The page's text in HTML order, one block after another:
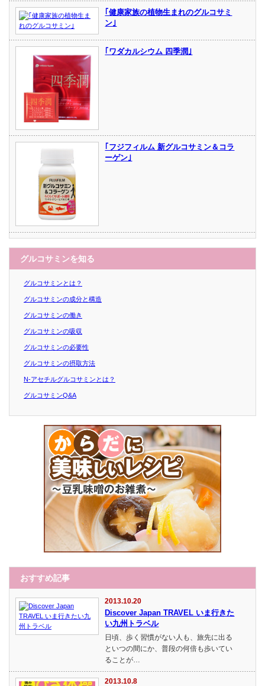
｢健康家族の植物生まれのグルコサミ
ン｣
｢ワダカルシウム 四季潤｣
｢フジフィルム 新グルコサミン＆コラ
ーゲン｣
グルコサミンを知る
グルコサミンとは？
グルコサミンの成分と構造
グルコサミンの働き
グルコサミンの吸収
グルコサミンの必要性
グルコサミンの摂取方法
N-アセチルグルコサミンとは？
グルコサミンQ&A
おすすめ記事
2013.10.20
Discover Japan TRAVEL いま行きた
い九州トラベル
日頃、歩く習慣がない人も、旅先に出る
といつの間にか、普段の何倍も歩いてい
ることが…
2013.10.8